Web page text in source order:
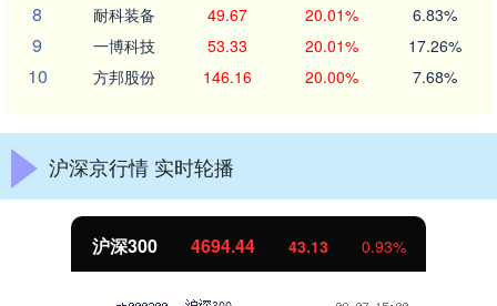
8 耐科装备 49.67 20.01% 6.83%
9 一博科技 53.33 20.01% 17.26%
10 方邦股份 146.16 20.00% 7.68%
沪深京行情 实时轮播
沪深300 4694.44 43.13 0.93%